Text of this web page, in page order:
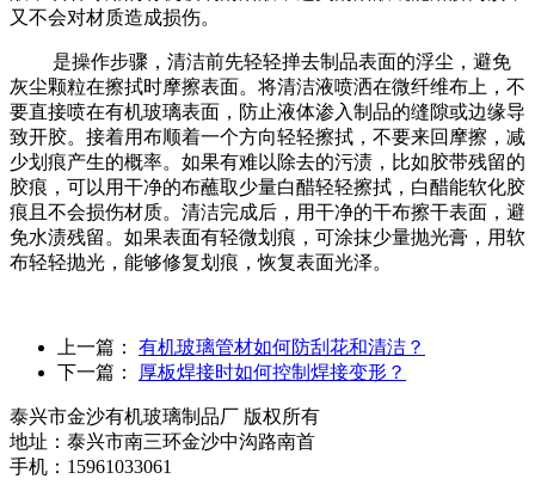
又不会对材质造成损伤。
是操作步骤，清洁前先轻轻掸去制品表面的浮尘，避免
灰尘颗粒在擦拭时摩擦表面。将清洁液喷洒在微纤维布上，不
要直接喷在有机玻璃表面，防止液体渗入制品的缝隙或边缘导
致开胶。接着用布顺着一个方向轻轻擦拭，不要来回摩擦，减
少划痕产生的概率。如果有难以除去的污渍，比如胶带残留的
胶痕，可以用干净的布蘸取少量白醋轻轻擦拭，白醋能软化胶
痕且不会损伤材质。清洁完成后，用干净的干布擦干表面，避
免水渍残留。如果表面有轻微划痕，可涂抹少量抛光膏，用软
布轻轻抛光，能够修复划痕，恢复表面光泽。
上一篇：
有机玻璃管材如何防刮花和清洁？
下一篇：
厚板焊接时如何控制焊接变形？
泰兴市金沙有机玻璃制品厂 版权所有
地址：泰兴市南三环金沙中沟路南首
手机：15961033061